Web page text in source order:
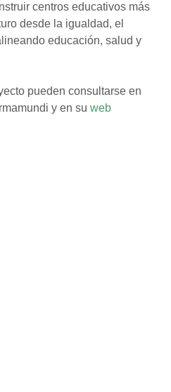
centros educativos más
desde la igualdad, el
educación, salud y
pueden consultarse en
y en su web